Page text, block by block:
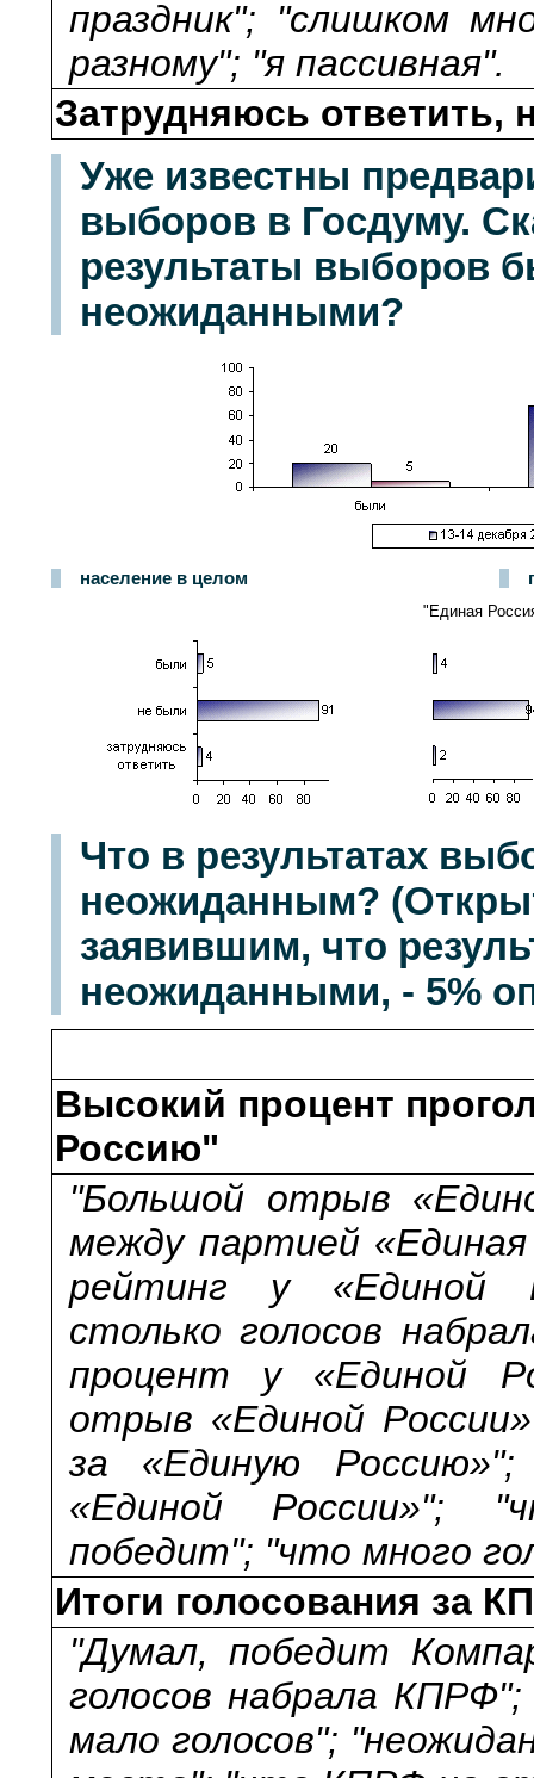
праздник"; "слишком
разному"; "я пассивная".
Затрудняюсь ответить,
Уже известны
выборов в Госдуму.
результаты выборов
неожиданными?
население в целом
"Единая
Что в результатах
неожиданным?
заявившим, что
неожиданными, - 5%
Высокий процент
Россию"
"Большой отрыв
между партией
рейтинг у «Единой
столько голосов
процент у «Единой
отрыв «Единой
за «Единую
«Единой России»";
победит"; "что много
Итоги голосования за
"Думал, победит
голосов набрала
мало голосов";